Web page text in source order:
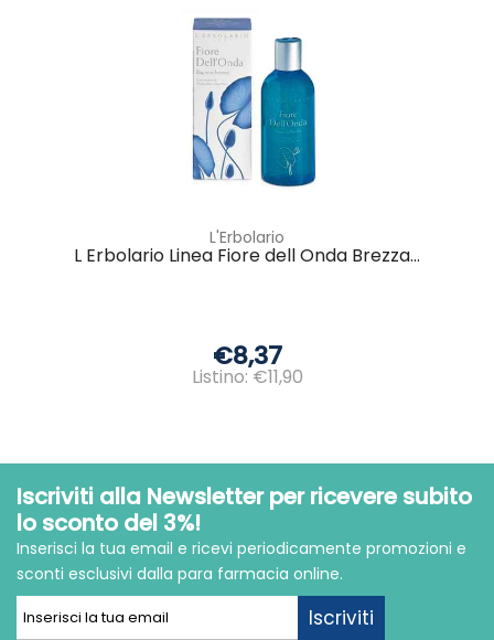
L'Erbolario
L Erbolario Linea Fiore dell Onda Brezza...
€8,37
Listino: €11,90
Iscriviti alla Newsletter per ricevere subito
lo sconto del 3%!
Inserisci la tua email e ricevi periodicamente promozioni e
sconti esclusivi dalla para farmacia online.
Iscriviti